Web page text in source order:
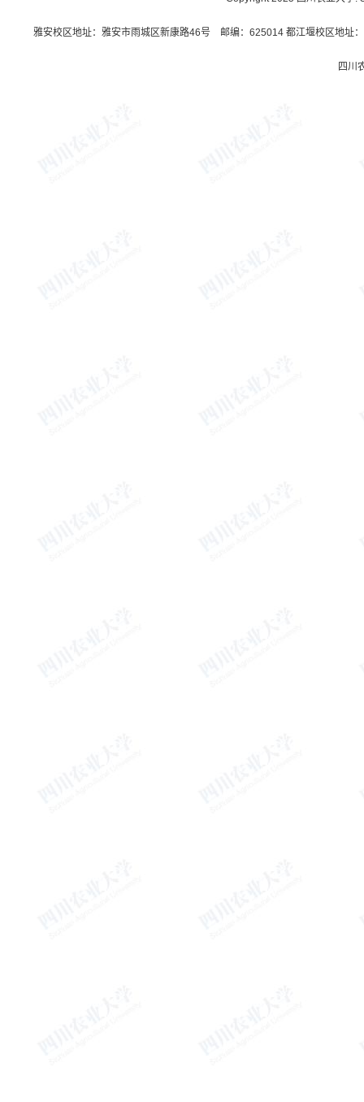
雅安校区地址：雅安市雨城区新康路46号 邮编：625014 都江堰校区地址
四川